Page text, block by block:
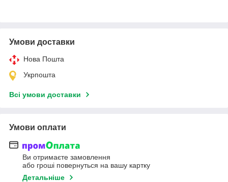
Умови доставки
Нова Пошта
Укрпошта
Всі умови доставки
Умови оплати
Ви отримаєте замовлення
або гроші повернуться на вашу картку
Детальніше